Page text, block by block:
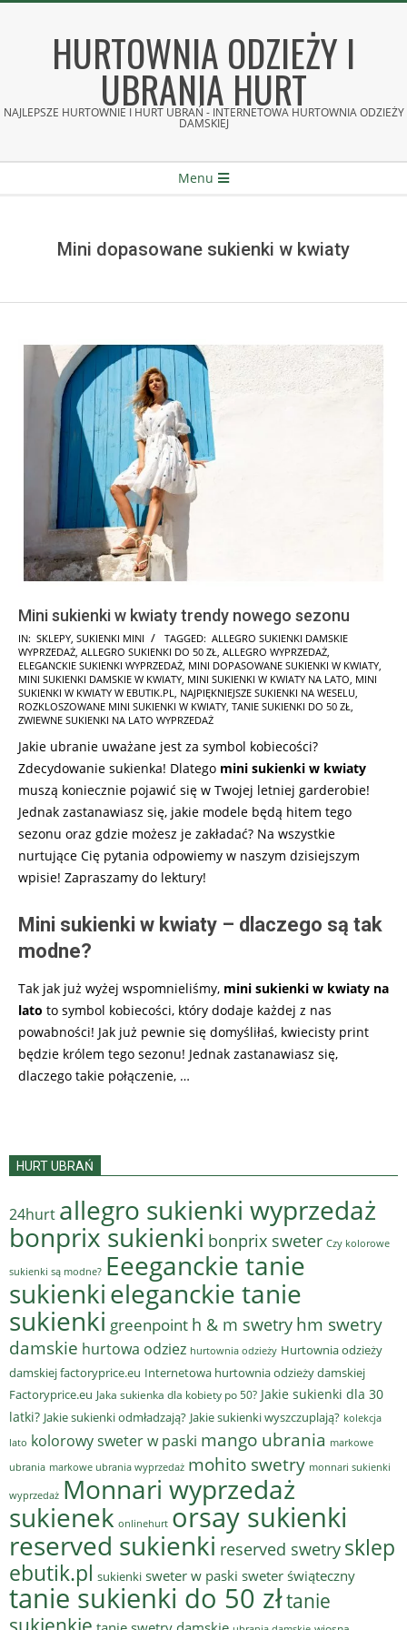
HURTOWNIA ODZIEŻY I
UBRANIA HURT
NAJLEPSZE HURTOWNIE I HURT UBRAŃ - INTERNETOWA HURTOWNIA ODZIEŻY
DAMSKIEJ
Menu
Mini dopasowane sukienki w kwiaty
Mini sukienki w kwiaty trendy nowego sezonu
2025-
03-
07
IN: SKLEPY SUKIENKI MINI TAGGED: ALLEGRO SUKIENKI DAMSKIE
WYPRZEDAŻ ALLEGRO SUKIENKI DO 50 ZŁ ALLEGRO WYPRZEDAŻ
ELEGANCKIE SUKIENKI WYPRZEDAŻ MINI DOPASOWANE SUKIENKI W KWIATY
MINI SUKIENKI DAMSKIE W KWIATY MINI SUKIENKI W KWIATY NA LATO MINI
SUKIENKI W KWIATY W EBUTIK.PL
NAJPIĘKNIEJSZE SUKIENKI NA WESELU
ROZKLOSZOWANE MINI SUKIENKI W KWIATY TANIE SUKIENKI DO 50 ZŁ
ZWIEWNE SUKIENKI NA LATO WYPRZEDAŻ
Jakie ubranie uważane jest za symbol kobiecości?
Zdecydowanie sukienka! Dlatego mini sukienki w kwiaty
muszą koniecznie pojawić się w Twojej letniej garderobie!
Jednak zastanawiasz się, jakie modele będą hitem tego
sezonu oraz gdzie możesz je zakładać? Na wszystkie
nurtujące Cię pytania odpowiemy w naszym dzisiejszym
wpisie! Zapraszamy do lektury!
Mini sukienki w kwiaty – dlaczego są tak
modne?
Tak jak już wyżej wspomnieliśmy, mini sukienki w kwiaty na
lato to symbol kobiecości, który dodaje każdej z nas
powabności! Jak już pewnie się domyśliłaś, kwiecisty print
będzie królem tego sezonu! Jednak zastanawiasz się,
dlaczego takie połączenie, …
HURT UBRAŃ
24hurt allegro sukienki wyprzedaż
bonprix sukienki bonprix sweter Czy kolorowe
sukienki są modne? Eeeganckie tanie
sukienkieleganckie tanie
sukienki greenpoint h & m swetry hm swetry
damskie hurtowa odziez hurtownia odzieży Hurtownia odzieży
damskiej factoryprice.eu Internetowa hurtownia odzieży damskiej
Factoryprice.eu Jaka sukienka dla kobiety po 50? Jakie sukienki dla 30
latki? Jakie sukienki odmładzają? Jakie sukienki wyszczuplają? kolekcja
lato kolorowy sweter w paski mango ubrania markowe
ubrania markowe ubrania wyprzedaż mohito swetry monnari sukienki
wyprzedaż Monnari wyprzedaż
sukienek onlinehurt orsay sukienki
reserved sukienki reserved swetry sklep
ebutik.pl sukienki sweter w paski sweter świąteczny
tanie sukienki do 50 złtanie